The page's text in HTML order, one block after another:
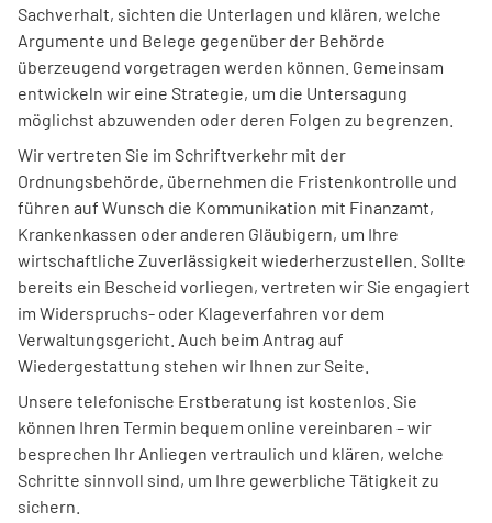
Sachverhalt, sichten die Unterlagen und klären, welche
Argumente und Belege gegenüber der Behörde
überzeugend vorgetragen werden können. Gemeinsam
entwickeln wir eine Strategie, um die Untersagung
möglichst abzuwenden oder deren Folgen zu begrenzen.
Wir vertreten Sie im Schriftverkehr mit der
Ordnungsbehörde, übernehmen die Fristenkontrolle und
führen auf Wunsch die Kommunikation mit Finanzamt,
Krankenkassen oder anderen Gläubigern, um Ihre
wirtschaftliche Zuverlässigkeit wiederherzustellen. Sollte
bereits ein Bescheid vorliegen, vertreten wir Sie engagiert
im Widerspruchs- oder Klageverfahren vor dem
Verwaltungsgericht. Auch beim Antrag auf
Wiedergestattung stehen wir Ihnen zur Seite.
Unsere telefonische Erstberatung ist kostenlos. Sie
können Ihren Termin bequem online vereinbaren – wir
besprechen Ihr Anliegen vertraulich und klären, welche
Schritte sinnvoll sind, um Ihre gewerbliche Tätigkeit zu
sichern.